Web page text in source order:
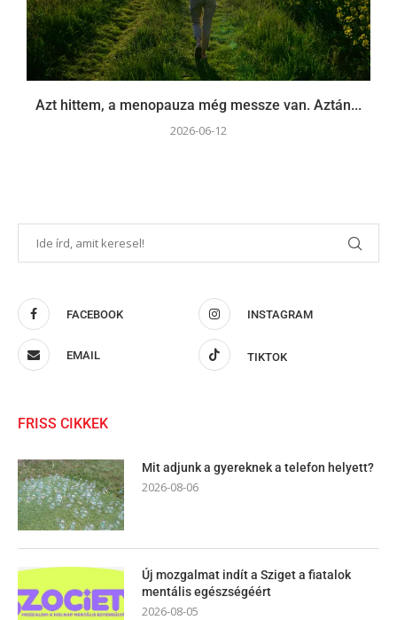
Azt hittem, a menopauza még messze van. Aztán...
2026-06-12
FACEBOOK INSTAGRAM
EMAIL TIKTOK
FRISS CIKKEK
Mit adjunk a gyereknek a telefon helyett?
2026-08-06
Új mozgalmat indít a Sziget a fiatalok
mentális egészségéért
2026-08-05